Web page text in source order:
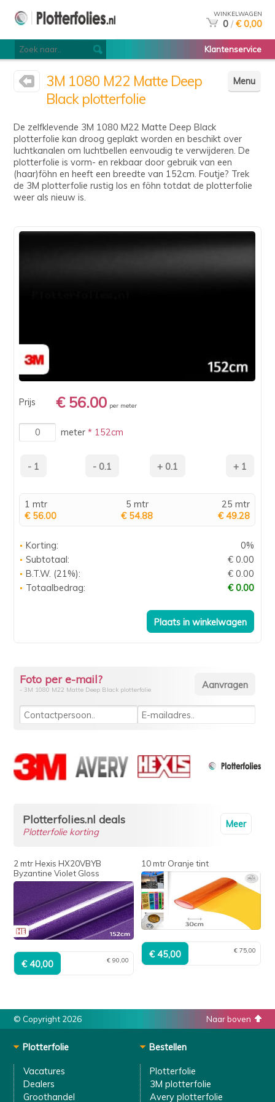
WINKELWAGEN
0 / € 0,00
Klantenservice
Menu
3M 1080 M22 Matte Deep
Black plotterfolie
De zelfklevende 3M 1080 M22 Matte Deep Black
plotterfolie kan droog geplakt worden en beschikt over
luchtkanalen om luchtbellen eenvoudig te verwijderen. De
plotterfolie is vorm- en rekbaar door gebruik van een
(haar)föhn en heeft een breedte van 152cm. Foutje? Trek
de 3M plotterfolie rustig los en föhn totdat de plotterfolie
weer als nieuw is.
Prijs € 56.00 per meter
meter* 152cm
1 mtr
€ 56.00
5 mtr
€ 54.88
25 mtr
€ 49.28
Korting:
0%
Subtotaal:
€ 0.00
B.T.W. (21%):
€ 0.00
Totaalbedrag:
€ 0.00
Foto per e-mail?
- 3M 1080 M22 Matte Deep Black plotterfolie
Meer
Plotterfolies.nl deals
Plotterfolie korting
2 mtr Hexis HX20VBYB
Byzantine Violet Gloss
€ 90,00
10 mtr Oranje tint
€ 75,00
Naar boven
© Copyright 2026
Plotterfolie
Vacatures
Dealers
Groothandel
Bestellen
Plotterfolie
3M plotterfolie
Avery plotterfolie